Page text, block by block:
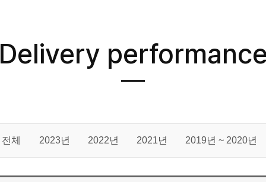
Delivery
전체 2023년 2022년 2021년 2019년 ~ 2020년